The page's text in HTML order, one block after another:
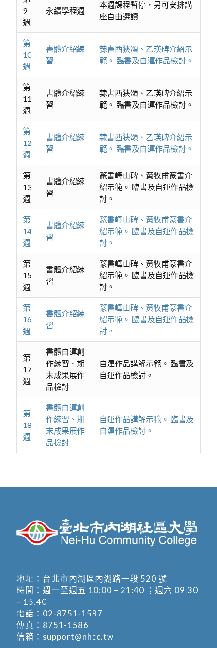
9
週
永續學程週
本週課程暫停，另可安排講
座自由選讀
第
10
週
書體介紹練
習
隸書西狹頌、乙瑛碑介紹示
範。 臨書及自運作品檢討。
第
11
週
書體介紹練
習
隸書西狹頌、乙瑛碑介紹示
範。 臨書及自運作品檢討。
第
12
週
書體介紹練
習
隸書西狹頌、乙瑛碑介紹示
範。 臨書及自運作品檢討。
第
13
週
書體介紹練
習
篆書嶧山碑、黃牧甫篆書介
紹示範。 臨書及自運作品檢
討。
第
14
週
書體介紹練
習
篆書嶧山碑、黃牧甫篆書介
紹示範。 臨書及自運作品檢
討。
第
15
週
書體介紹練
習
篆書嶧山碑、黃牧甫篆書介
紹示範。 臨書及自運作品檢
討。
第
16
週
書體介紹練
習
篆書嶧山碑、黃牧甫篆書介
紹示範。 臨書及自運作品檢
討。
第
17
週
書體自運創
作練習、期
末成果展作
品檢討
自運作品講解示範。 臨書及
自運作品檢討。
第
18
週
書體自運創
作練習、期
末成果展作
品檢討
自運作品講解示範。 臨書及
自運作品檢討。
地址： 台北市內湖區內湖路一段 520 號
時間：週一至週五 10:00 – 21:40 ；週六 09:30
– 15:40
電話： 02-8751-1587
傳真：8751-1586
信箱： support@nhcc.tw